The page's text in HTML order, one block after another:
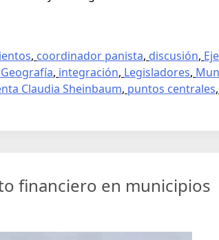
, coordinador panista, discusión,
, integración, Legisladores,
Claudia Sheinbaum, puntos centrales,
financiero en municipios